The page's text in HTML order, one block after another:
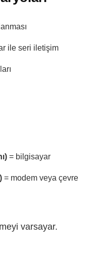
ile seri iletişim
= bilgisayar
= modem veya çevre
varsayar.